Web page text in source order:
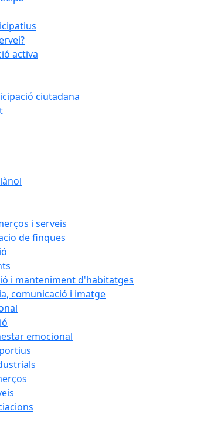
activa
ciutadana
i serveis
de finques
i manteniment d'habitatges
comunicació i imatge
emocional